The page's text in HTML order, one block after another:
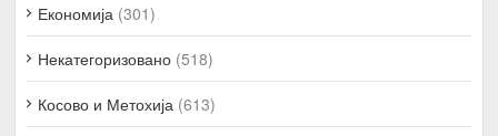
Економија (301)
Некатегоризовано (518)
Косово и Метохија (613)